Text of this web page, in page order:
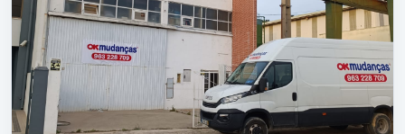
Mudanças em Aldeia Galega da Merceana